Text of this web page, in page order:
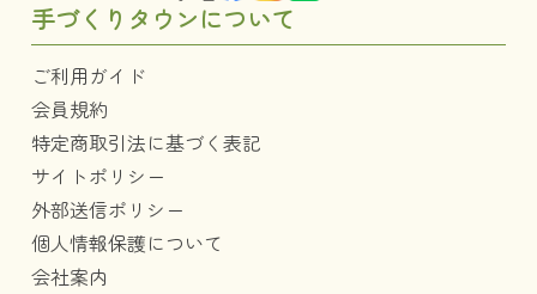
手づくりタウンについて
ご利用ガイド
会員規約
特定商取引法に基づく表記
サイトポリシー
外部送信ポリシー
個人情報保護について
会社案内